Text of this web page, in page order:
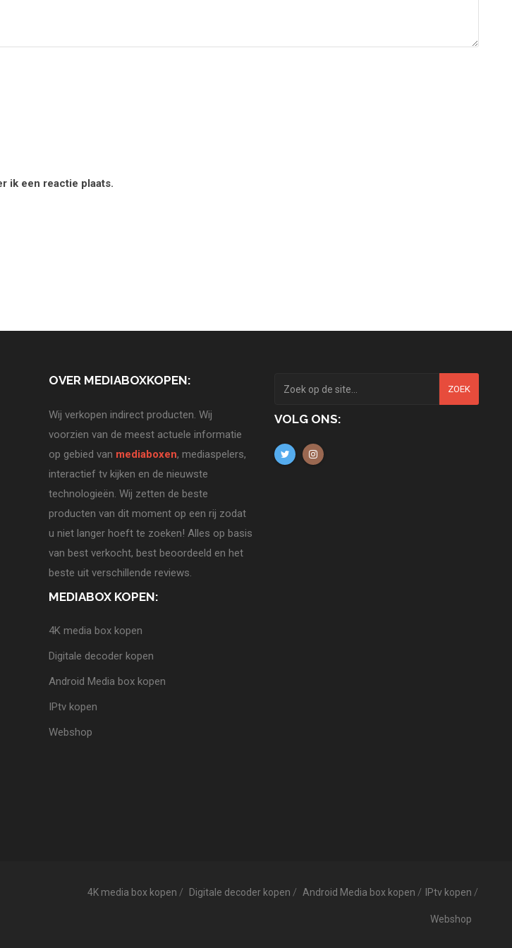
ik een reactie plaats.
OVER MEDIABOXKOPEN:
Wij verkopen indirect producten. Wij
voorzien van de meest actuele informatie
op gebied van mediaboxen, mediaspelers,
interactief tv kijken en de nieuwste
technologieën. Wij zetten de beste
producten van dit moment op een rij zodat
u niet langer hoeft te zoeken! Alles op basis
van best verkocht, best beoordeeld en het
beste uit verschillende reviews.
MEDIABOX KOPEN:
4K media box kopen
Digitale decoder kopen
Android Media box kopen
IPtv kopen
Webshop
ZOEK
VOLG ONS:
4K media box kopen Digitale decoder kopen Android Media box kopen IPtv kopen
Webshop